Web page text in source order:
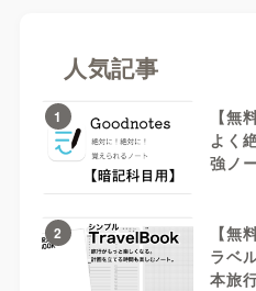
人気記事
1
【無
よく
強ノ
2
【無
ラベ
本旅